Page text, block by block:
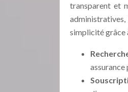
transparent et
simplicité grâce